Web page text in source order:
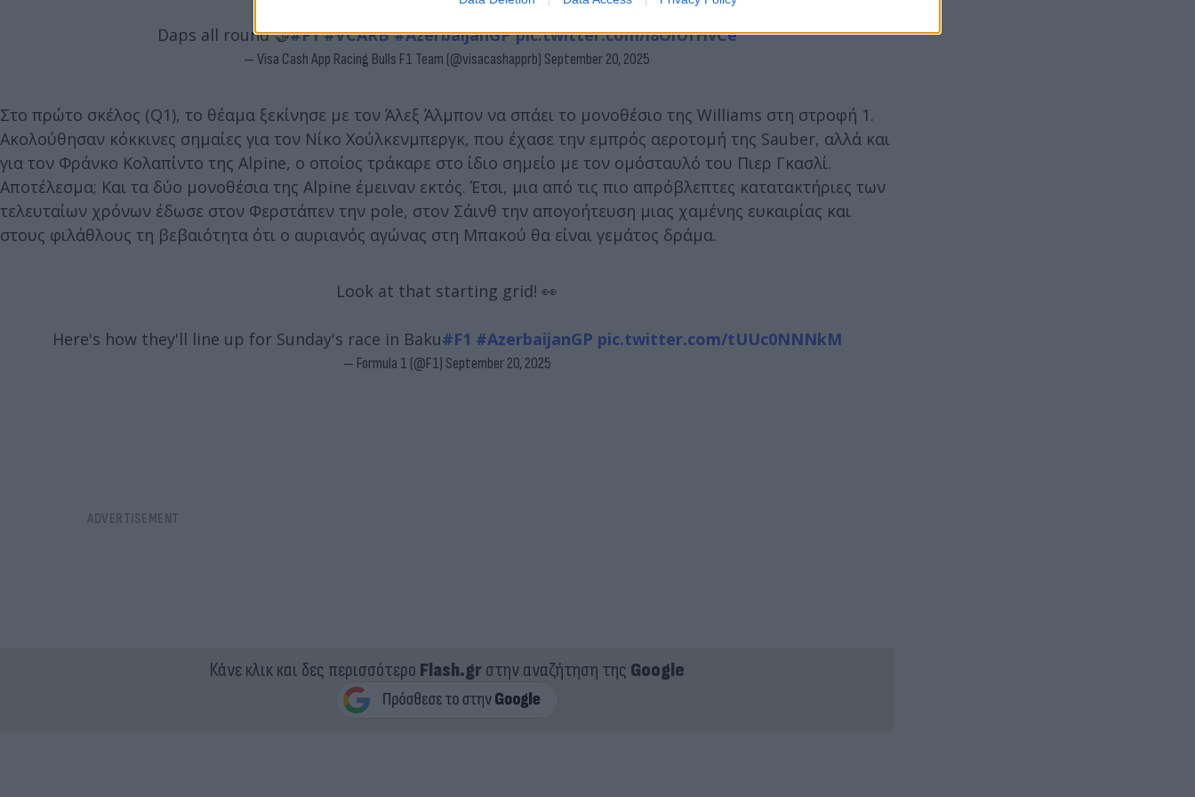
Daps all round 🤝#F1 #VCARB #AzerbaijanGP pic.twitter.com/l8OiUfHvCe
— Visa Cash App Racing Bulls F1 Team (@visacashapprb) September 20, 2025
Στο πρώτο σκέλος (Q1), το θέαμα ξεκίνησε με τον Άλεξ Άλμπον να σπάει το μονοθέσιο της Williams στη στροφή 1.
Ακολούθησαν κόκκινες σημαίες για τον Νίκο Χούλκενμπεργκ, που έχασε την εμπρός αεροτομή της Sauber, αλλά και
για τον Φράνκο Κολαπίντο της Alpine, ο οποίος τράκαρε στο ίδιο σημείο με τον ομόσταυλό του Πιερ Γκασλί.
Αποτέλεσμα; Και τα δύο μονοθέσια της Alpine έμειναν εκτός. Έτσι, μια από τις πιο απρόβλεπτες κατατακτήριες των
τελευταίων χρόνων έδωσε στον Φερστάπεν την pole, στον Σάινθ την απογοήτευση μιας χαμένης ευκαιρίας και
στους φιλάθλους τη βεβαιότητα ότι ο αυριανός αγώνας στη Μπακού θα είναι γεμάτος δράμα.
Look at that starting grid! 👀
Here's how they'll line up for Sunday's race in Baku#F1 #AzerbaijanGP pic.twitter.com/tUUc0NNNkM
— Formula 1 (@F1) September 20, 2025
Κάνε κλικ και δες περισσότερο Flash.grστην αναζήτηση της Google